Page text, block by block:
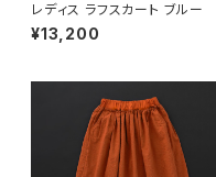
レディス ラフスカート ブルー
¥13,200